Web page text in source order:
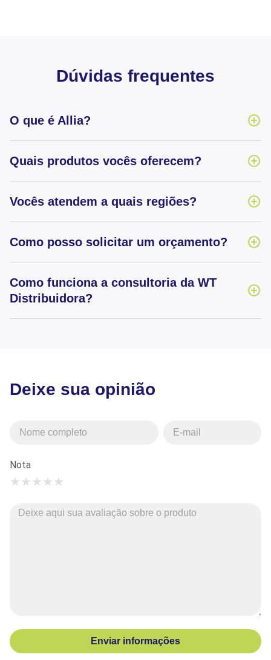
Dúvidas frequentes
O que é Allia?
Quais produtos vocês oferecem?
Vocês atendem a quais regiões?
Como posso solicitar um orçamento?
Como funciona a consultoria da WT
Distribuidora?
Deixe sua opinião
Nota
★
★
★
★
★
Enviar informações